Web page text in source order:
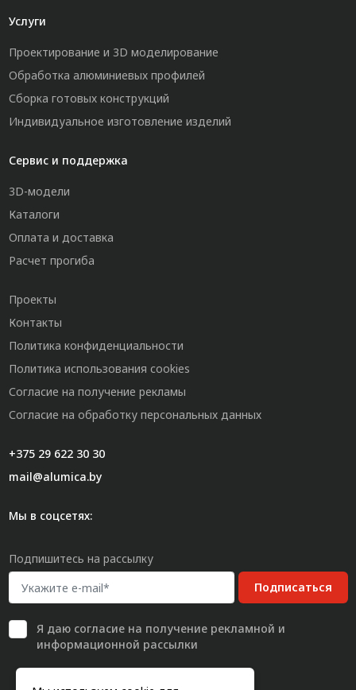
Услуги
Проектирование и 3D моделирование
Обработка алюминиевых профилей
Сборка готовых конструкций
Индивидуальное изготовление изделий
Сервис и поддержка
3D-модели
Каталоги
Оплата и доставка
Расчет прогиба
Проекты
Контакты
Политика конфиденциальности
Политика использования cookies
Согласие на получение рекламы
Согласие на обработку персональных данных
+375 29 622 30 30
mail@alumica.by
Мы в соцсетях:
Подпишитесь на рассылку
Подписаться
Я даю согласиена получение рекламной и
информационной рассылки